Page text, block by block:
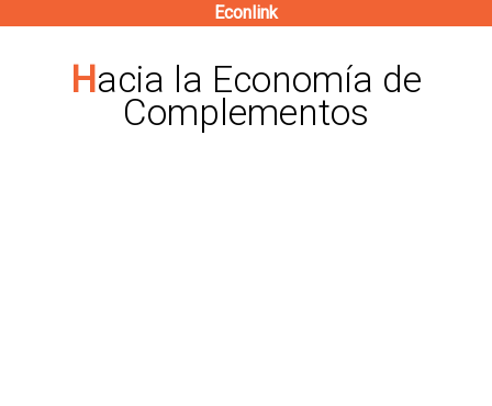
contenido
principal
Econlink
Hacia la Economía de
Complementos